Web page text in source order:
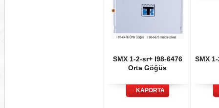
SMX 1-2-sr+ I98-6476
Orta Göğüs
KAPORTA
SMX